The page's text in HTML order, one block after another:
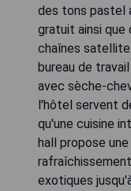
des tons pastel
gratuit ainsi que
chaînes
bureau de
avec sèche-
l'hôtel servent
qu'une cuisine
hall propose
exotiques